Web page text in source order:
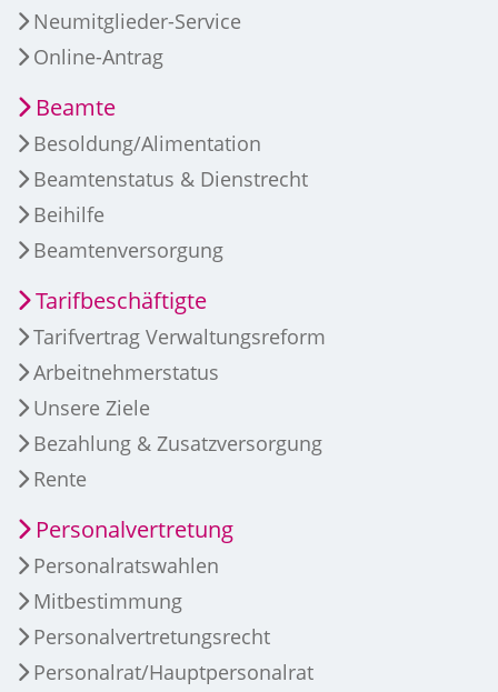
Neumitglieder-Service
Online-Antrag
Beamte
Besoldung/Alimentation
Beamtenstatus & Dienstrecht
Beihilfe
Beamtenversorgung
Tarifbeschäftigte
Tarifvertrag Verwaltungsreform
Arbeitnehmerstatus
Unsere Ziele
Bezahlung & Zusatzversorgung
Rente
Personalvertretung
Personalratswahlen
Mitbestimmung
Personalvertretungsrecht
Personalrat/Hauptpersonalrat